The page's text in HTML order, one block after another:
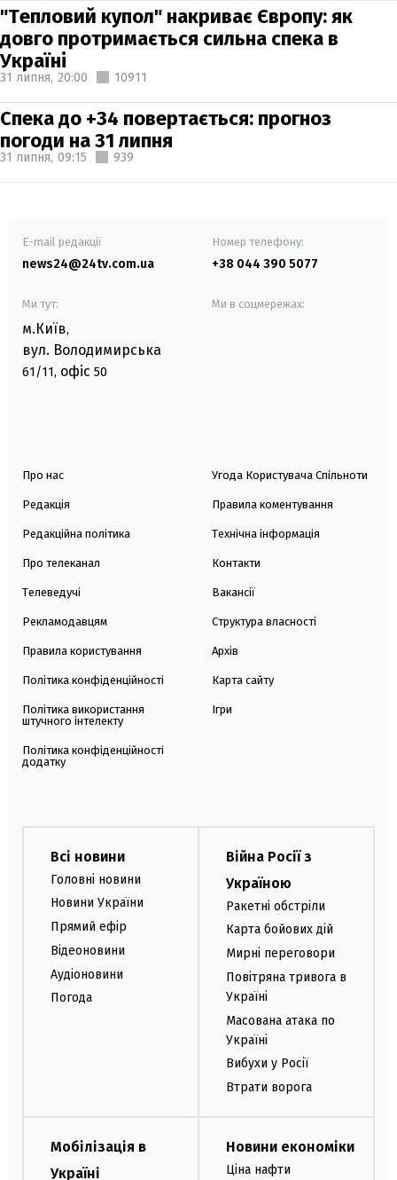
"Тепловий купол" накриває Європу: як
довго протримається сильна спека в
Україні
31 липня, 20:00 10911
Спека до +34 повертається: прогноз
погоди на 31 липня
31 липня, 09:15 939
E-mail редакції
news24@24tv.com.ua
Номер телефону:
+38 044 390 5077
Ми тут:
м.Київ,
вул. Володимирська
61/11, офіс 50
Ми в соцмережах:
Про нас
Редакція
Редакційна політика
Про телеканал
Телеведучі
Рекламодавцям
Правила користування
Політика конфіденційності
Політика використання
штучного інтелекту
Політика конфіденційності
додатку
Угода Користувача Спільноти
Правила коментування
Технічна інформація
Контакти
Вакансії
Структура власності
Архів
Карта сайту
Ігри
Всі новини
Головні новини
Новини України
Прямий ефір
Відеоновини
Аудіоновини
Погода
Війна Росії з
Україною
Ракетні обстріли
Карта бойових дій
Мирні переговори
Повітряна тривога в
Україні
Масована атака по
Україні
Вибухи у Росії
Втрати ворога
Мобілізація в
Україні
Новини економіки
Ціна нафти